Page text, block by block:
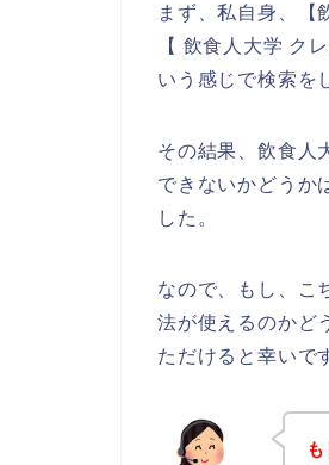
まず、私自身、【
【 飲食人大学 ク
いう感じで検索を
その結果、飲食人
できないかどうか
した。
なので、もし、こ
法が使えるのかど
ただけると幸いで